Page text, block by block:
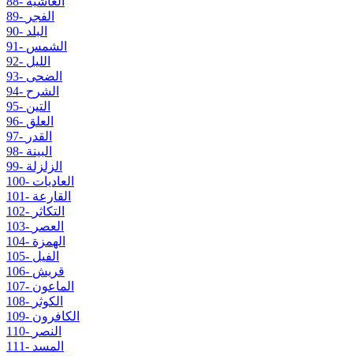
89- الفجر
90- البلد
91- الشمس
92- الليل
93- الضحى
94- الشرح
95- التين
96- العلق
97- القدر
98- البينة
99- الزلزلة
100- العاديات
101- القارعة
102- التكاثر
103- العصر
104- الهمزة
105- الفيل
106- قريش
107- الماعون
108- الكوثر
109- الكافرون
110- النصر
111- المسد